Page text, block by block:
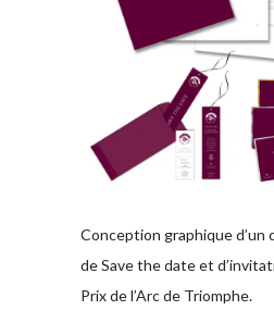
Conception graphique d’un
de Save the date et
Prix de l’Arc de Triomphe.